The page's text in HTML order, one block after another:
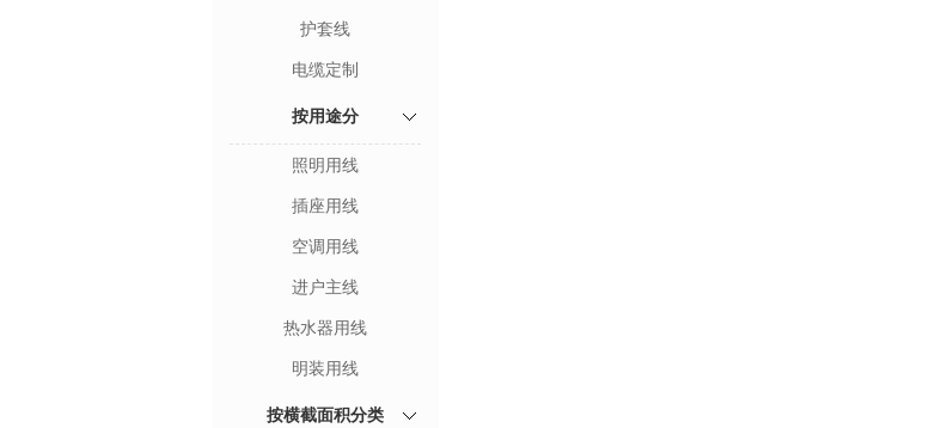
护套线
电缆定制
按用途分
照明用线
插座用线
空调用线
进户主线
热水器用线
明装用线
按横截面积分类